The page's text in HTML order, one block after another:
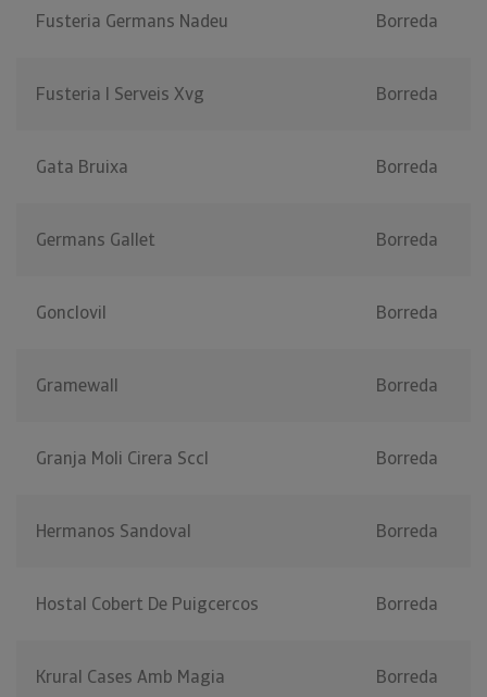
Fusteria Germans Nadeu Borreda
Fusteria I Serveis Xvg Borreda
Gata Bruixa Borreda
Germans Gallet Borreda
Gonclovil Borreda
Gramewall Borreda
Granja Moli Cirera Sccl Borreda
Hermanos Sandoval Borreda
Hostal Cobert De Puigcercos Borreda
Krural Cases Amb Magia Borreda